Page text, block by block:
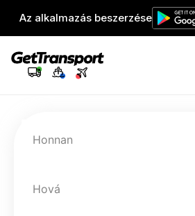
Az alkalmazás beszerzése
Honnan
Hová